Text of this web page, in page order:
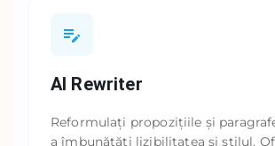
AI Rewriter
Reformulați propozițiile și
a îmbunătăți lizibilitatea și stilul.